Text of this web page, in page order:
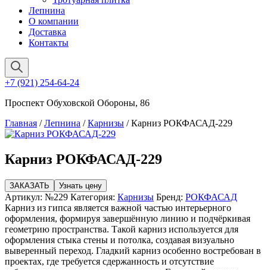
Лепнина
О компании
Доставка
Контакты
+7 (921) 254-64-24
Проспект Обуховской Обороны, 86
Главная /Лепнина /Карнизы / Карниз РОКФАСАД-229
Карниз РОКФАСАД-229
ЗАКАЗАТЬ Узнать цену
Артикул: №229 Категория: Карнизы Бренд: РОКФАСАД
Карниз из гипса является важной частью интерьерного
оформления, формируя завершённую линию и подчёркивая
геометрию пространства. Такой карниз используется для
оформления стыка стены и потолка, создавая визуально
выверенный переход. Гладкий карниз особенно востребован в
проектах, где требуется сдержанность и отсутствие